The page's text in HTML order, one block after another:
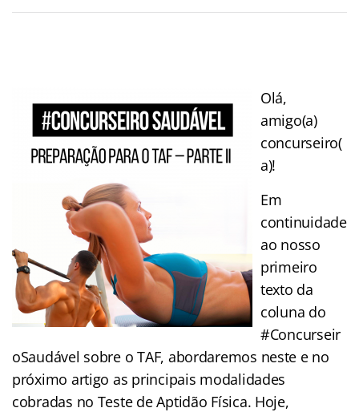
Olá,
amigo(a)
concurseiro(
a)!
Em
continuidade
ao nosso
primeiro
texto da
coluna do
#Concurseir
oSaudável sobre o TAF, abordaremos neste e no
próximo artigo as principais modalidades
cobradas no Teste de Aptidão Física. Hoje,